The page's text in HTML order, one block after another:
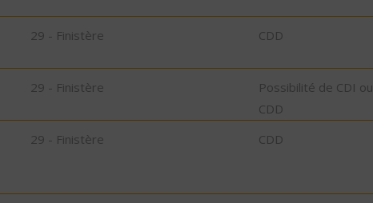
29 - Finistère CDD
29 - Finistère
Possibilité de CDI ou
CDD
29 - Finistère CDD